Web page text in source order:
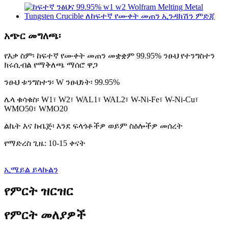
አጭር መግለጫ፡
የእቃ ስም፡ ከፍተኛ የሙቀት መጠን መቋቋም 99.95% ንፁህ የተንግስተን
ክሩሲብል የማቅለጫ ማሰሮ ዋጋ
ንፁህ ቱንግስተን፡ W ንፁህነት፡ 99.95%
ሌላ ቁሳቁስ፡ W1፣ W2፣ WAL1፣ WAL2፣ W-Ni-Fe፣ W-Ni-Cu፣
WMO50፣ WMO20
ልኬት እና ኩቤጅ፡ እንደ ፍላጎቶችዎ ወይም ስዕሎችዎ መሰረት
የማድረስ ጊዜ: 10-15 ቀናት
ኢሜይል ይላኩልን
የምርት ዝርዝር
የምርት መለያዎች